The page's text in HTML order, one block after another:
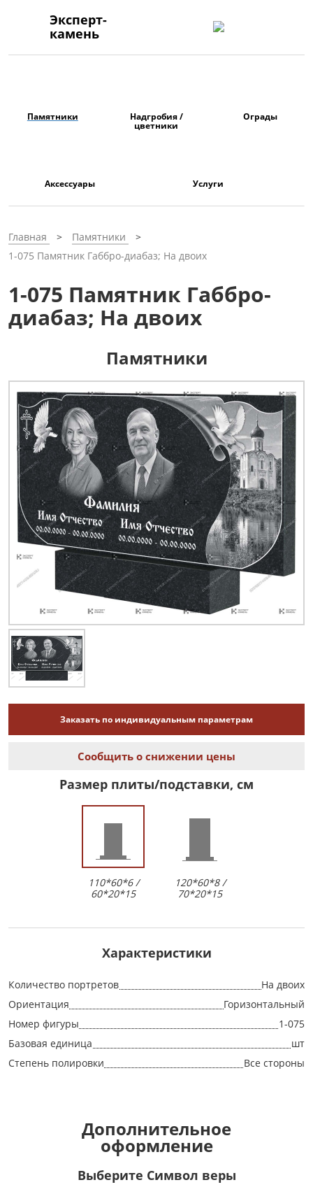
Эксперт-
камень
Памятники Надгробия /
цветники
Ограды
Аксессуары Услуги
Главная
Памятники
1-075 Памятник Габбро-диабаз; На двоих
1-075 Памятник Габбро-
диабаз; На двоих
Памятники
Заказать по индивидуальным параметрам
Сообщить о снижении цены
Размер плиты/подставки, см
110*60*6 /
60*20*15
120*60*8 /
70*20*15
Характеристики
Количество портретов
На двоих
Ориентация
Горизонтальный
Номер фигуры
1-075
Базовая единица
шт
Степень полировки
Все стороны
Дополнительное
оформление
Выберите Символ веры